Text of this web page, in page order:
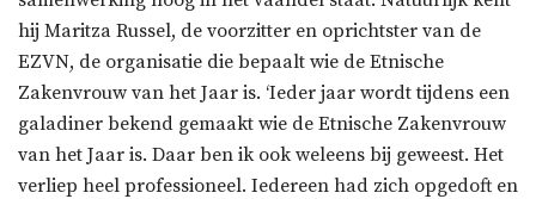
hij Maritza Russel, de voorzitter en oprichtster van de
EZVN, de organisatie die bepaalt wie de Etnische
Zakenvrouw van het Jaar is. ‘Ieder jaar wordt tijdens een
galadiner bekend gemaakt wie de Etnische Zakenvrouw
van het Jaar is. Daar ben ik ook weleens bij geweest. Het
verliep heel professioneel. Iedereen had zich opgedoft en